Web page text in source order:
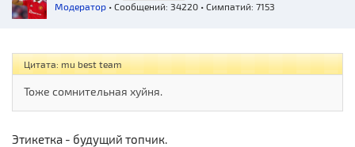
Модератор • Сообщений: 34220 • Симпатий: 7153
Цитата: mu best team
Тоже сомнительная хуйня.
Этикетка - будущий топчик.